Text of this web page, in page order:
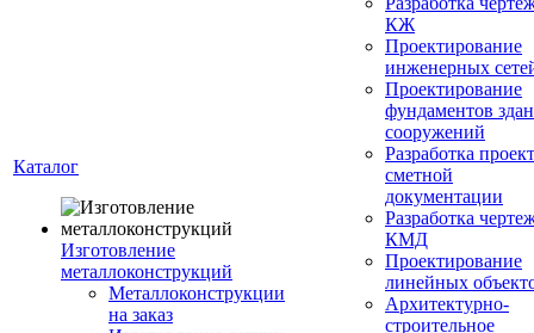
Каталог
Изготовление
металлоконструкций
Металлоконструкции
на заказ
КЖ
Проектирование
инженерных
Проектирование
фундаментов
сооружений
Разработка
сметной
документации
Разработка
КМД
Проектирование
линейных
Архитектурно-
строительное